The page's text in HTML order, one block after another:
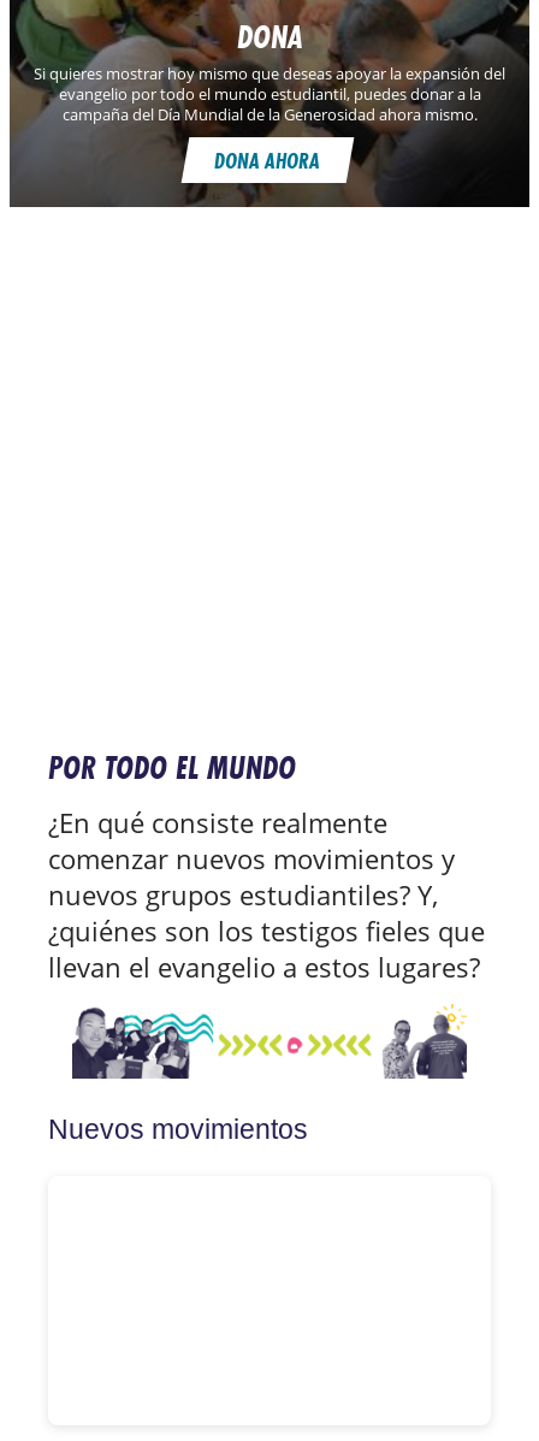
DONA
Si quieres mostrar hoy mismo que deseas apoyar la expansión del
evangelio por todo el mundo estudiantil, puedes donar a la
campaña del Día Mundial de la Generosidad ahora mismo.
DONA AHORA
POR TODO EL MUNDO
¿En qué consiste realmente
comenzar nuevos movimientos y
nuevos grupos estudiantiles? Y,
¿quiénes son los testigos fieles que
llevan el evangelio a estos lugares?
Nuevos movimientos